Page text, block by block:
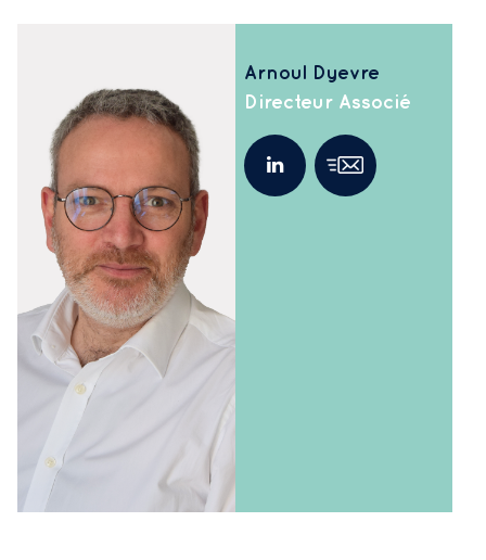
Arnoul Dyevre
Directeur Associé